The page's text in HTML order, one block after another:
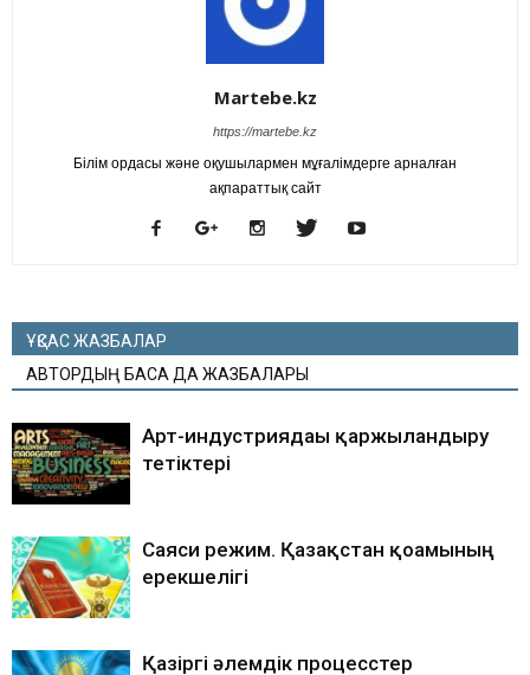
Martebe.kz
https://martebe.kz
Білім ордасы және оқушылармен мұғалімдерге арналған
ақпараттық сайт
ҰҚСАС ЖАЗБАЛАР
АВТОРДЫҢ БАСҚА ДА ЖАЗБАЛАРЫ
Арт-индустриядағы қаржыландыру
тетіктері
Саяси режим. Қазақстан қоғамының
ерекшелігі
Қазіргі әлемдік процесcтер